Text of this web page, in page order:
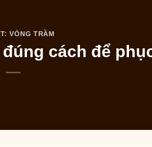
VÒNG TRẦM
cách để